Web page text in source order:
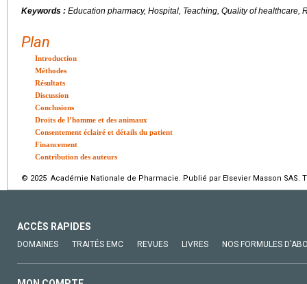
Keywords : Education pharmacy, Hospital, Teaching, Quality of healthcare,
Plan
Introduction
Méthodes
Résultats
Discussion
Conclusions
Droits de l’homme et des animaux
Consentement éclairé et détails du patient
Financement
Contribution des auteurs
© 2025 Académie Nationale de Pharmacie. Publié par Elsevier Masson SAS.
ACCÈS RAPIDES
DOMAINES TRAITÉS EMC REVUES LIVRES NOS FORMULES